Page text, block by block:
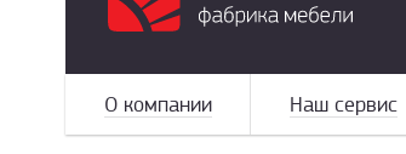
О компании Наш сервис